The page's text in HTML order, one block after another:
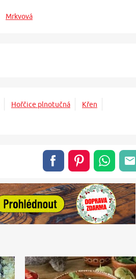
Mrkvová
Hořčice plnotučná
Křen